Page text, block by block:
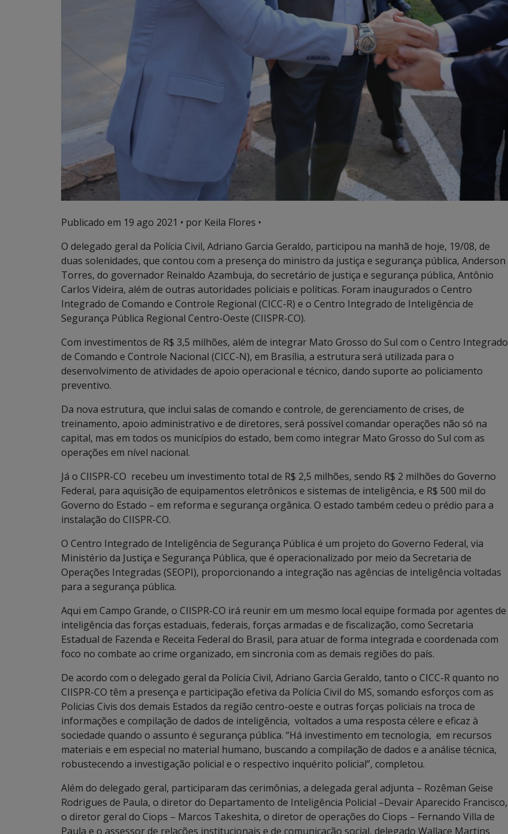
Publicado em 19 ago 2021 • por Keila Flores •
O delegado geral da Polícia Civil, Adriano Garcia Geraldo, participou na manhã de hoje, 19/08, de
duas solenidades, que contou com a presença do ministro da justiça e segurança pública, Anderson
Torres, do governador Reinaldo Azambuja, do secretário de justiça e segurança pública, Antônio
Carlos Videira, além de outras autoridades policiais e políticas. Foram inaugurados o Centro
Integrado de Comando e Controle Regional (CICC-R) e o Centro Integrado de Inteligência de
Segurança Pública Regional Centro-Oeste (CIISPR-CO).
Com investimentos de R$ 3,5 milhões, além de integrar Mato Grosso do Sul com o Centro Integrado
de Comando e Controle Nacional (CICC-N), em Brasília, a estrutura será utilizada para o
desenvolvimento de atividades de apoio operacional e técnico, dando suporte ao policiamento
preventivo.
Da nova estrutura, que inclui salas de comando e controle, de gerenciamento de crises, de
treinamento, apoio administrativo e de diretores, será possível comandar operações não só na
capital, mas em todos os municípios do estado, bem como integrar Mato Grosso do Sul com as
operações em nível nacional.
Já o CIISPR-CO recebeu um investimento total de R$ 2,5 milhões, sendo R$ 2 milhões do Governo
Federal, para aquisição de equipamentos eletrônicos e sistemas de inteligência, e R$ 500 mil do
Governo do Estado – em reforma e segurança orgânica. O estado também cedeu o prédio para a
instalação do CIISPR-CO.
O Centro Integrado de Inteligência de Segurança Pública é um projeto do Governo Federal, via
Ministério da Justiça e Segurança Pública, que é operacionalizado por meio da Secretaria de
Operações Integradas (SEOPI), proporcionando a integração nas agências de inteligência voltadas
para a segurança pública.
Aqui em Campo Grande, o CIISPR-CO irá reunir em um mesmo local equipe formada por agentes de
inteligência das forças estaduais, federais, forças armadas e de fiscalização, como Secretaria
Estadual de Fazenda e Receita Federal do Brasil, para atuar de forma integrada e coordenada com
foco no combate ao crime organizado, em sincronia com as demais regiões do país.
De acordo com o delegado geral da Polícia Civil, Adriano Garcia Geraldo, tanto o CICC-R quanto no
CIISPR-CO têm a presença e participação efetiva da Polícia Civil do MS, somando esforços com as
Policias Civis dos demais Estados da região centro-oeste e outras forças policiais na troca de
informações e compilação de dados de inteligência, voltados a uma resposta célere e eficaz à
sociedade quando o assunto é segurança pública. “Há investimento em tecnologia, em recursos
materiais e em especial no material humano, buscando a compilação de dados e a análise técnica,
robustecendo a investigação policial e o respectivo inquérito policial”, completou.
Além do delegado geral, participaram das cerimônias, a delegada geral adjunta – Rozêman Geise
Rodrigues de Paula, o diretor do Departamento de Inteligência Policial –Devair Aparecido Francisco,
o diretor geral do Ciops – Marcos Takeshita, o diretor de operações do Ciops – Fernando Villa de
Paula e o assessor de relações institucionais e de comunicação social, delegado Wallace Martins